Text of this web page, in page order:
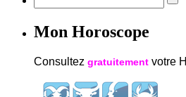
Mon Horoscope
Consultez gratuitement votre